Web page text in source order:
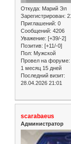
Откуда: Марий Эл
Зарегистрирован:
Приглашений: 0
Сообщений: 4206
Уважение: [+39/-2]
Позитив: [+11/-0]
Пол: Мужской
Провел на форуме:
1 месяц 15 дней
Последний визит:
28.04.2026 21:01
scarabaeus
Администратор